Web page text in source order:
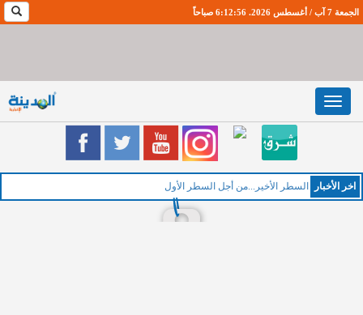
الجمعة 7 آب / أغسطس 2026. 6:12:57 صباحاً
Toggle
navigation
اخر اﻷخبار السطر الأخير...من أجل السطر الأول